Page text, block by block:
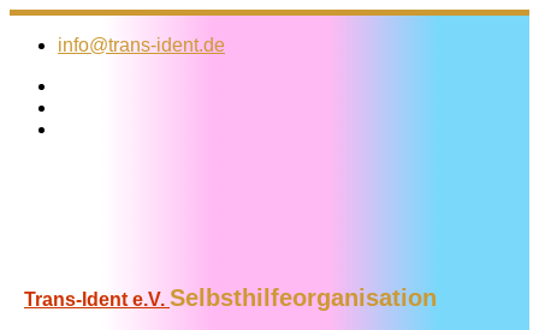
Zum
Inhalt
info@trans-ident.de
Trans-Ident e.V. Selbsthilfeorganisation